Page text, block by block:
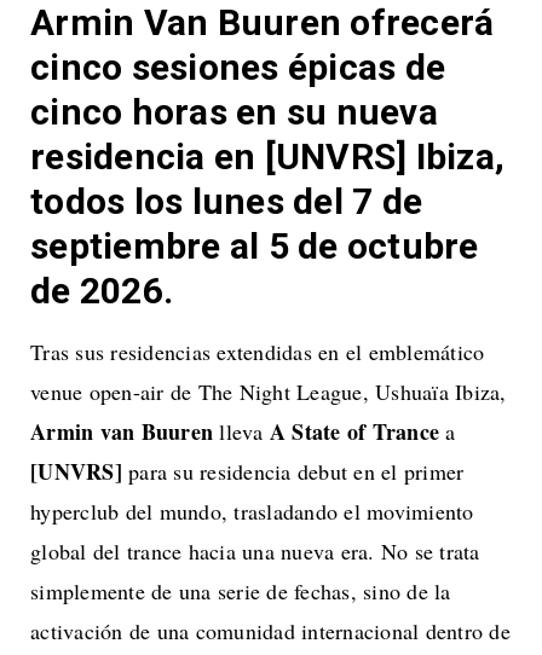
Armin Van Buuren ofrecerá
cinco sesiones épicas de
cinco horas en su nueva
residencia en [UNVRS] Ibiza,
todos los lunes del 7 de
septiembre al 5 de octubre
de 2026.
Tras sus residencias extendidas en el emblemático
venue open-air de The Night League, Ushuaïa Ibiza,
Armin van Buuren lleva A State of Trance a
[UNVRS] para su residencia debut en el primer
hyperclub del mundo, trasladando el movimiento
global del trance hacia una nueva era. No se trata
simplemente de una serie de fechas, sino de la
activación de una comunidad internacional dentro de